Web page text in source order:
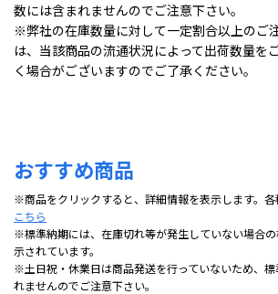
数には含まれませんのでご注意下さい。
※弊社の在庫数量に対して一定割合以上のご
は、当該商品の流通状況によって出荷数量を
く場合がございますのでご了承ください。
おすすめ商品
※商品をクリックすると、詳細情報を表示します。
こちら
※標準納期には、在庫切れ等が発生していない場合
示されています。
※土日祝・休業日は商品発送を行っていないため、
れませんのでご注意下さい。